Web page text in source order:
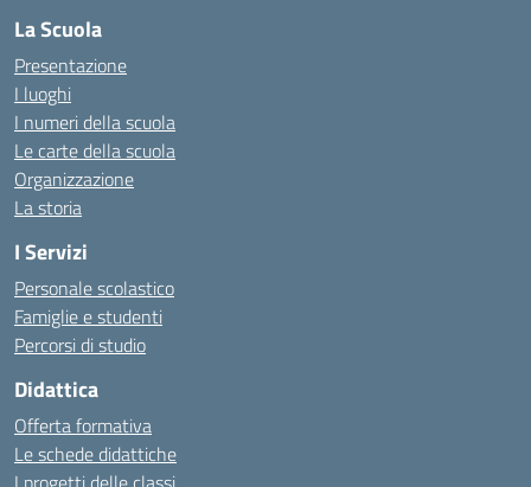
La Scuola
Presentazione
I luoghi
I numeri della scuola
Le carte della scuola
Organizzazione
La storia
I Servizi
Personale scolastico
Famiglie e studenti
Percorsi di studio
Didattica
Offerta formativa
Le schede didattiche